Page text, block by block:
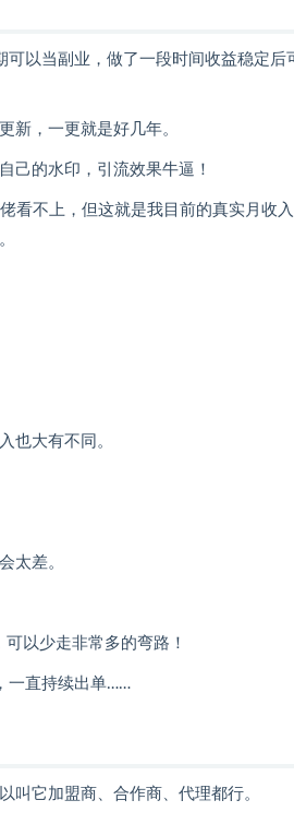
以当副业，做了一段时间收益稳定后
新，一更就是好几年。
己的水印，引流效果牛逼！
看不上，但这就是我目前的真实月收
也大有不同。
太差。
以少走非常多的弯路！
一直持续出单……
叫它加盟商、合作商、代理都行。